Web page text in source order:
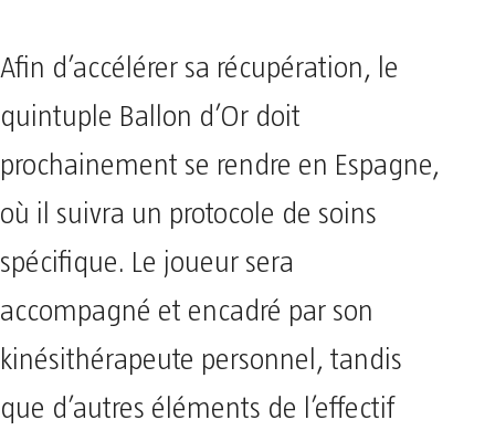
Afin d’accélérer sa récupération, le
quintuple Ballon d’Or doit
prochainement se rendre en Espagne,
où il suivra un protocole de soins
spécifique. Le joueur sera
accompagné et encadré par son
kinésithérapeute personnel, tandis
que d’autres éléments de l’effectif